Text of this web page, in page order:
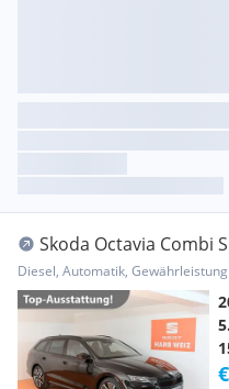
Skoda Octavia Combi
Diesel, Automatik, Gewährleistung